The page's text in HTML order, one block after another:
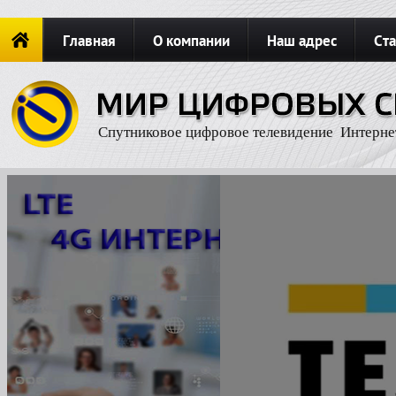
Главная О компании Наш адрес
Новости Карта сайта
Спутниковое цифровое телевидение